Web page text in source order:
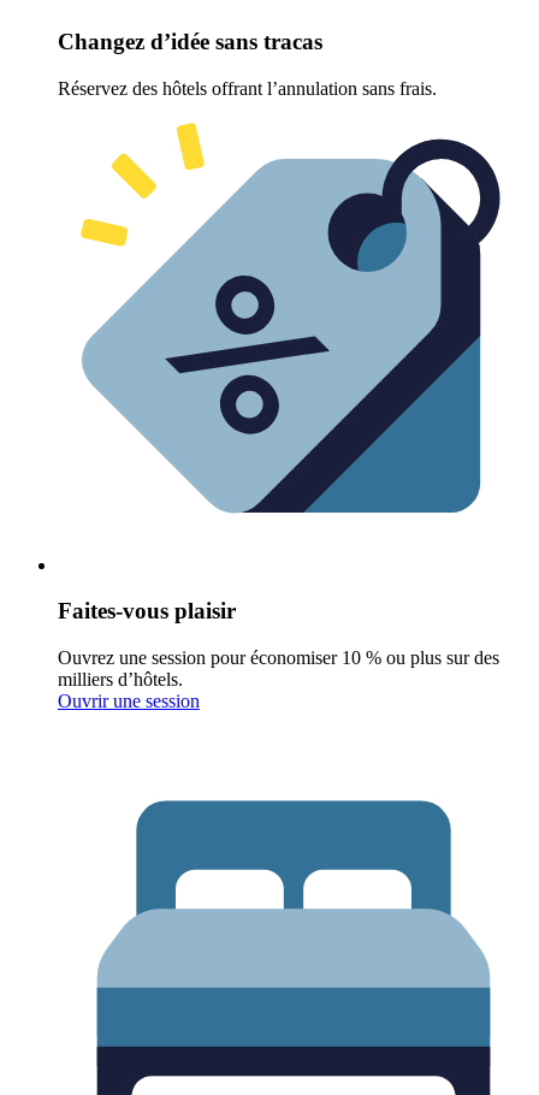
Changez d’idée sans tracas
Réservez des hôtels offrant l’annulation sans frais.
Faites-vous plaisir
Ouvrez une session pour économiser 10 % ou plus sur des
milliers d’hôtels.
Ouvrir une session